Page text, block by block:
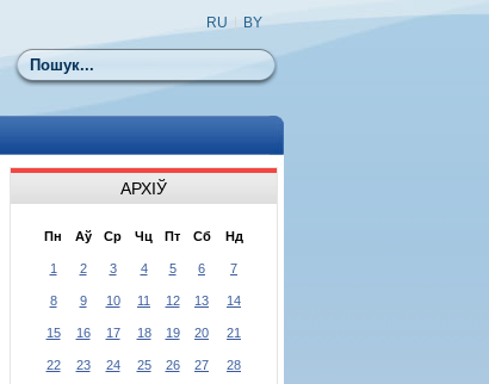
Пошук
RU BY
АРХІЎ
Пн Аў Ср Чц Пт Сб Нд
1 2 3 4 5 6 7
8 9 10 11 12 13 14
15 16 17 18 19 20 21
22 23 24 25 26 27 28